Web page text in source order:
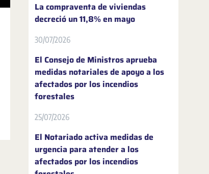
La compraventa de viviendas
decreció un 11,8% en mayo
30/07/2026
El Consejo de Ministros aprueba
medidas notariales de apoyo a los
afectados por los incendios
forestales
25/07/2026
El Notariado activa medidas de
urgencia para atender a los
afectados por los incendios